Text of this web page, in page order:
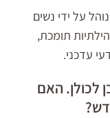
על ידי נשים
תומכת,
עדכני.
לכולן. האם